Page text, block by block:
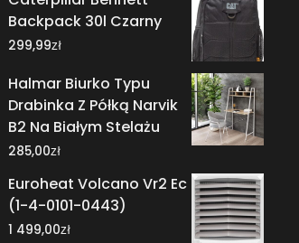
Backpack 30l Czarny
299,99zł
Halmar Biurko Typu
Drabinka Z Półką Narvik
B2 Na Białym Stelażu
285,00zł
Euroheat Volcano Vr2 Ec
(1-4-0101-0443)
1 499,00zł